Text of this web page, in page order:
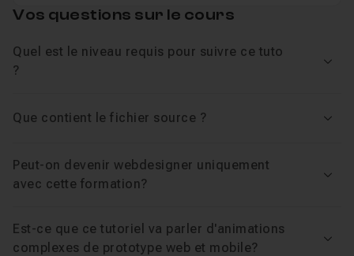
Vos questions sur le cours
Quel est le niveau requis pour suivre ce tuto
?
Que contient le fichier source ?
Peut-on devenir webdesigner uniquement
avec cette formation?
Est-ce que ce tutoriel va parler d'animations
complexes de prototype web et mobile?